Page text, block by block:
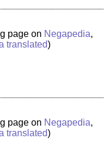
page on Negapedia,
translated)
page on Negapedia,
translated)